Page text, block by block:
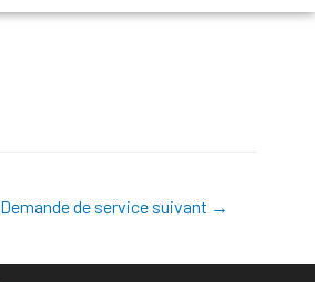
Demande de service suivant →